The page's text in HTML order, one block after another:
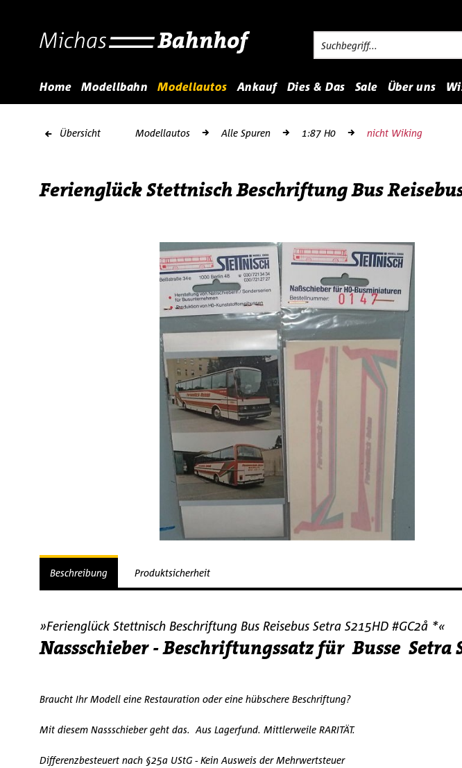
Home Modellbahn Modellautos Ankauf Dies & Das Sale Über uns
Übersicht Modellautos Alle Spuren 1:87 H0 nicht Wiking
Ferienglück Stettnisch Beschriftung Bus
Beschreibung Produktsicherheit
»Ferienglück Stettnisch Beschriftung Bus Reisebus Setra S215HD #GC2å *«
Nassschieber - Beschriftungssatz für Busse
Braucht Ihr Modell eine Restauration oder eine hübschere Beschriftung?
Mit diesem Nassschieber geht das. Aus Lagerfund. Mittlerweile RARITÄT.
Differenzbesteuert nach §25a UStG - Kein Ausweis der Mehrwertsteuer